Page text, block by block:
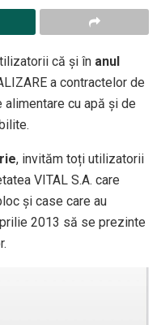
că și în anul
a contractelor de
cu apă și de
, invităm toți utilizatorii
VITAL S.A. care
și case care au
2013 să se prezinte